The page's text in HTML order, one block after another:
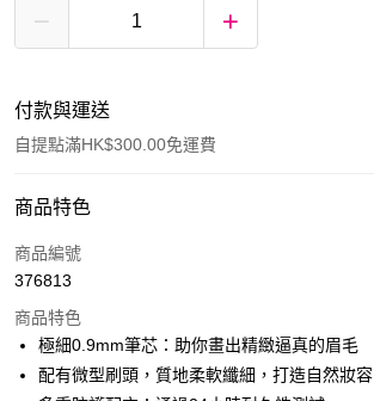
付款與運送
自提點滿HK$300.00免運費
付款方式
信用卡
AlipayHK
PayMe
商品特色
商品編號
376813
商品特色
極細0.9mm筆芯：助你畫出精緻逼真的眉毛
配有微型刷頭，質地柔軟纖細，打造自然妝容